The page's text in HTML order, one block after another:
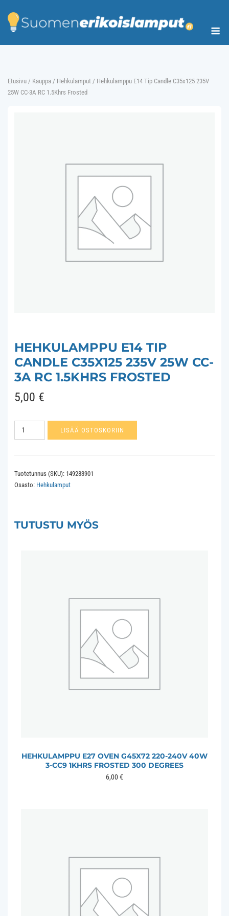
content
Etusivu / Kauppa / Hehkulamput / Hehkulamppu E14 Tip Candle C35x125 235V
25W CC-3A RC 1.5Khrs Frosted
HEHKULAMPPU E14 TIP
CANDLE C35X125 235V 25W CC-
3A RC 1.5KHRS FROSTED
5,00 €
Hehkulamppu
E14
C35x125
235V
3A
LISÄÄ OSTOSKORIIN
Tuotetunnus (SKU): 149283901
Osasto: Hehkulamput
TUTUSTU MYÖS
HEHKULAMPPU E27 OVEN G45X72 220-240V 40W
3-CC9 1KHRS FROSTED 300 DEGREES
6,00€